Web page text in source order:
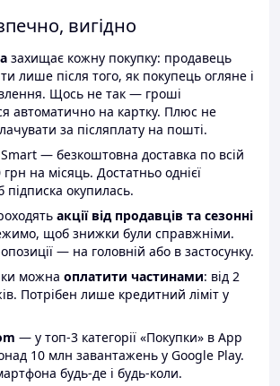
вигідно
захищає кожну покупку: продавець
лише після того, як покупець огляне і
Щось не так — гроші
автоматично на картку. Плюс не
за післяплату на пошті.
— безкоштовна доставка по всій
грн на місяць. Достатньо однієї
окупилась.
акції від продавців та сезонні
щоб знижки були справжніми.
— на головній або в застосунку.
можна оплатити частинами: від 2
Потрібен лише кредитний ліміт у
— у топ-3 категорії «Покупки» в App
10 млн завантажень у Google Play.
будь-де і будь-коли.